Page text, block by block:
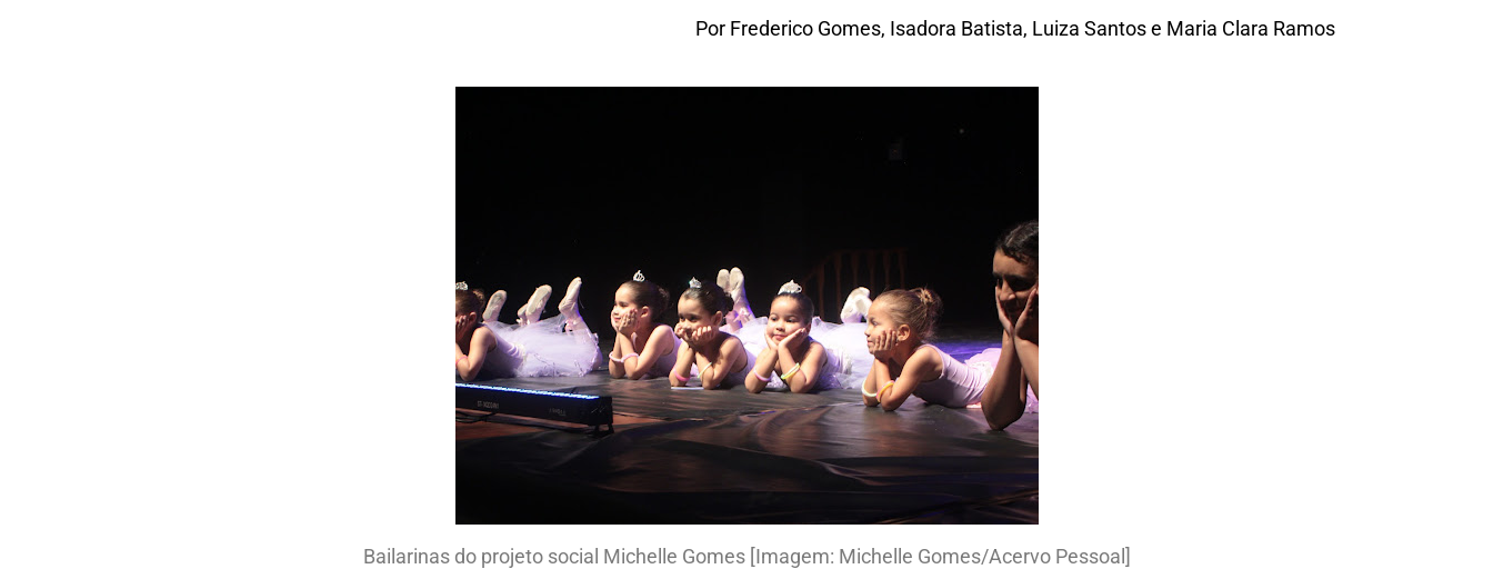
Por Frederico Gomes, Isadora Batista, Luiza Santos e Maria Clara Ramos
Bailarinas do projeto social Michelle Gomes [Imagem: Michelle Gomes/Acervo Pessoal]